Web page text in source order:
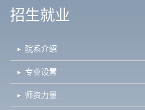
招生就业
院系介绍
专业设置
师资力量